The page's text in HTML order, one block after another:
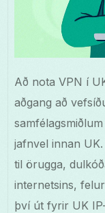
Að nota VPN í
aðgang að
jafnvel innan
til örugga,
internetsins,
því út fyrir UK